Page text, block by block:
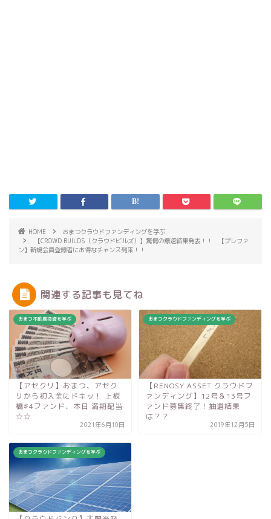
HOME
おまつクラウドファンディングを学ぶ
【CROWD BUILDS（クラウドビルズ）】驚愕の爆速結果発表！！ 【プレファ
ン】新規会員登録者にお得なチャンス到来！！
関連する記事も見てね
おまつ不動産投資を学ぶ
【アセクリ】おまつ、アセク
リから初入金にドキッ！ 上板
橋♯4ファンド、本日 満期配当
☆☆
2021年6月10日
おまつクラウドファンディングを学ぶ
【RENOSY ASSET クラウドフ
ァンディング】12号＆13号フ
ァンド募集終了！抽選結果
は？？
2019年12月5日
おまつクラウドファンディングを学ぶ